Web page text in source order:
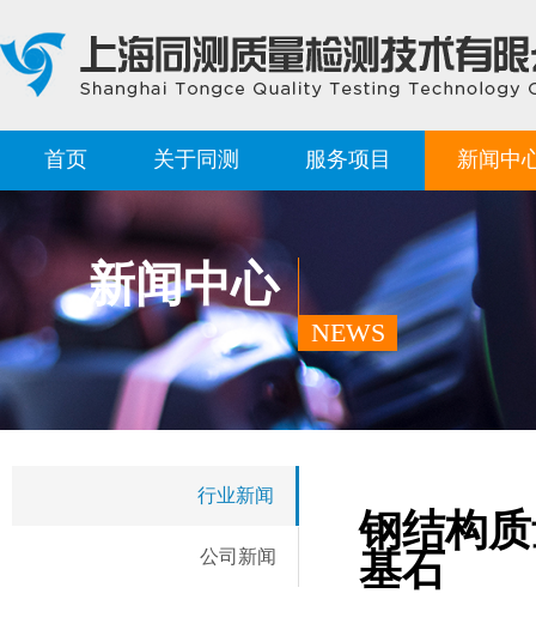
首页 关于同测 服务项目 新闻中
新闻中心
NEWS
行业新闻
公司新闻
钢结构
基石